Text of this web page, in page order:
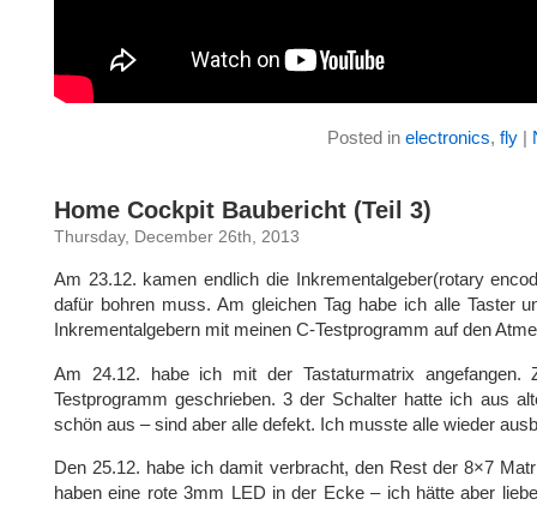
Posted in electronics, fly |
Home Cockpit Baubericht (Teil 3)
Thursday, December 26th, 2013
Am 23.12. kamen endlich die Inkrementalgeber(rotary
dafür bohren muss. Am gleichen Tag habe ich alle Taster
Inkrementalgebern mit meinen C-Testprogramm auf den
Am 24.12. habe ich mit der Tastaturmatrix
Testprogramm geschrieben. 3 der Schalter hatte ich aus
schön aus – sind aber alle defekt. Ich musste alle wieder
Den 25.12. habe ich damit verbracht, den Rest der 8×7
haben eine rote 3mm LED in der Ecke – ich hätte aber